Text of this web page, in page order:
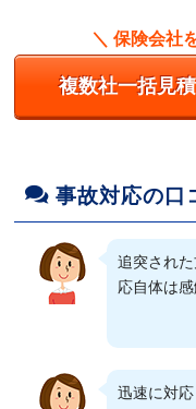
特に弁護
った。あ
安いけど
安心でき
ネットで
細を説明
内容と保険
電話の応
他会社で
＼ 保険会社
複数社一括見
事故対応の口
追突され
応自体は感
迅速に対